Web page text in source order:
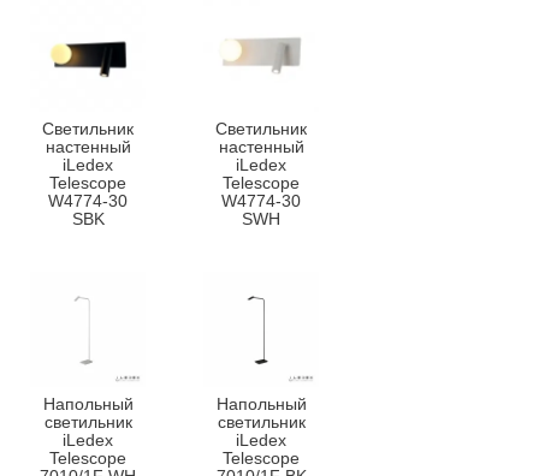
Светильник
настенный
iLedex
Telescope
W4774-30
SBK
Светильник
настенный
iLedex
Telescope
W4774-30
SWH
Напольный
светильник
iLedex
Telescope
Напольный
светильник
iLedex
Telescope